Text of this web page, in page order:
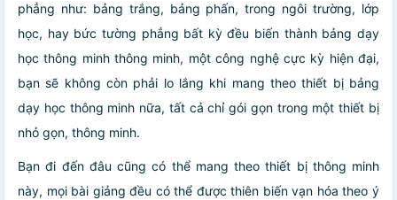
phẳng như: bảng trắng, bảng phấn, trong ngôi trường, lớp
học, hay bức tường phẳng bất kỳ đều biến thành bảng dạy
học thông minh thông minh, một công nghệ cực kỳ hiện đại,
bạn sẽ không còn phải lo lắng khi mang theo thiết bị bảng
dạy học thông minh nữa, tất cả chỉ gói gọn trong một thiết bị
nhỏ gọn, thông minh.
Bạn đi đến đâu cũng có thể mang theo thiết bị thông minh
này, mọi bài giảng đều có thể được thiên biến vạn hóa theo ý